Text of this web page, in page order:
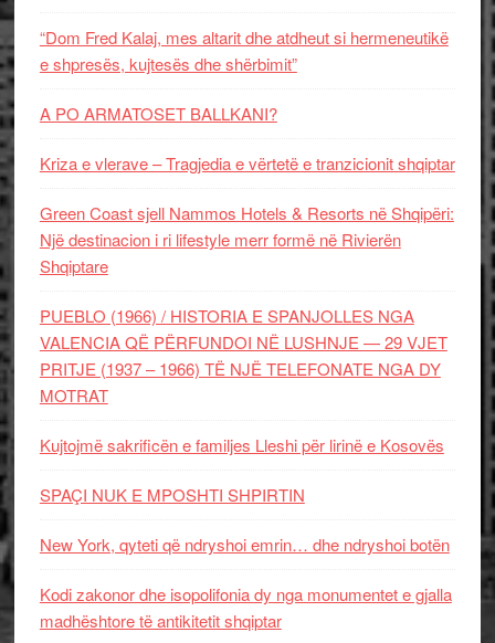
“Dom Fred Kalaj, mes altarit dhe atdheut si hermeneutikë
e shpresës, kujtesës dhe shërbimit”
A PO ARMATOSET BALLKANI?
Kriza e vlerave – Tragjedia e vërtetë e tranzicionit shqiptar
Green Coast sjell Nammos Hotels & Resorts në Shqipëri:
Një destinacion i ri lifestyle merr formë në Rivierën
Shqiptare
PUEBLO (1966) / HISTORIA E SPANJOLLES NGA
VALENCIA QË PËRFUNDOI NË LUSHNJE — 29 VJET
PRITJE (1937 – 1966) TË NJË TELEFONATE NGA DY
MOTRAT
Kujtojmë sakrificën e familjes Lleshi për lirinë e Kosovës
SPAÇI NUK E MPOSHTI SHPIRTIN
New York, qyteti që ndryshoi emrin… dhe ndryshoi botën
Kodi zakonor dhe isopolifonia dy nga monumentet e gjalla
madhështore të antikitetit shqiptar